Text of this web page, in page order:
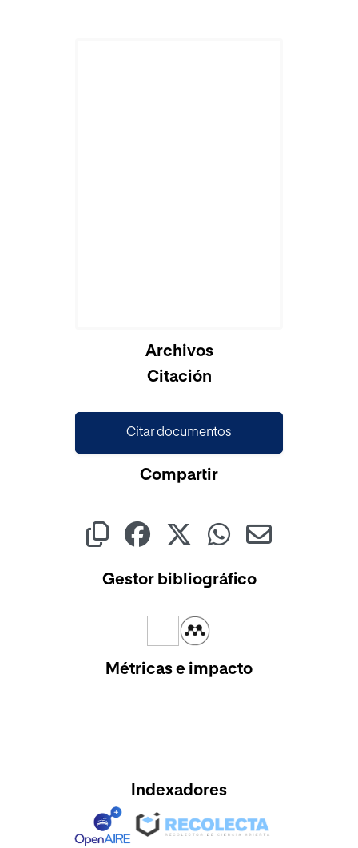
Archivos
Citación
Citar documentos
Compartir
Gestor bibliográfico
Métricas e impacto
Indexadores